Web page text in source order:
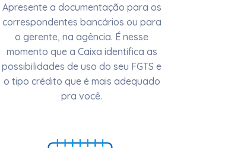
Apresente a documentação para os
correspondentes bancários ou para
o gerente, na agência. É nesse
momento que a Caixa identifica as
possibilidades de uso do seu FGTS e
o tipo crédito que é mais adequado
pra você.